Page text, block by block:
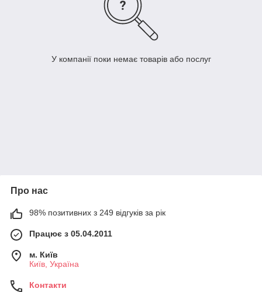
У компанії поки немає товарів або послуг
Про нас
98% позитивних з 249 відгуків за рік
Працює з 05.04.2011
м. Київ
Київ, Україна
Контакти